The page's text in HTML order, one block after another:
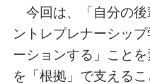
今回は、「自分の後
ントレプレナーシッ
ーションする」こと
を「根拠」で支える